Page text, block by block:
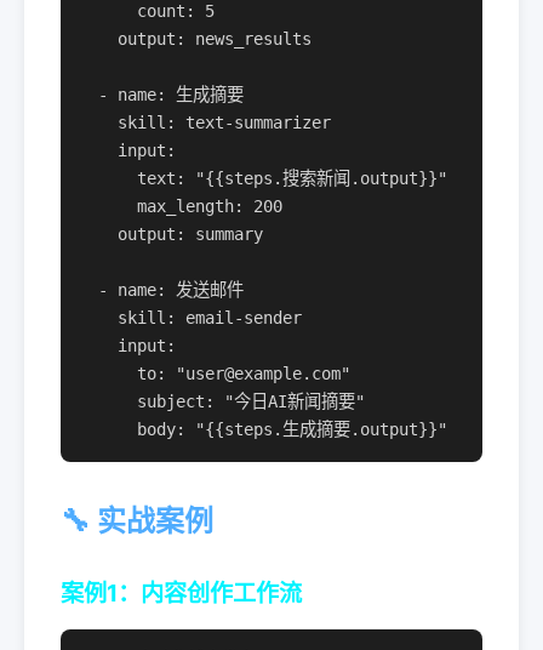
      count: 5
    output: news_results
  - name: 生成摘要
    skill: text-summarizer
    input:
      text: "{{steps.搜索新闻.output}}"
      max_length: 200
    output: summary
  - name: 发送邮件
    skill: email-sender
    input:
      to: "user@example.com"
      subject: "今日AI新闻摘要"
      body: "{{steps.生成摘要.output}}"
🔧 实战案例
案例1：内容创作工作流